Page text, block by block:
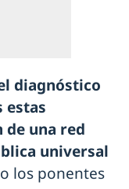
diagnóstico
estas
de una red
universal
los ponentes